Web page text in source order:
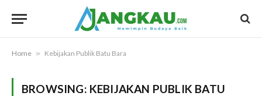
Home » Kebijakan Publik Batu Bara
BROWSING: KEBIJAKAN PUBLIK BATU